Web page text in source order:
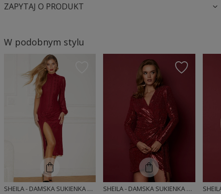
ZAPYTAJ O PRODUKT
W podobnym stylu
SHEILA - DAMSKA SUKIENKA BORDOWA ODSŁANIAJĄCA NOGĘ MIDI 'MORTIZ'
SHEILA - DAMSKA SUKIENKA CZERWONA CEKINOWA KOPERTOWA MINI 'HAZAR'